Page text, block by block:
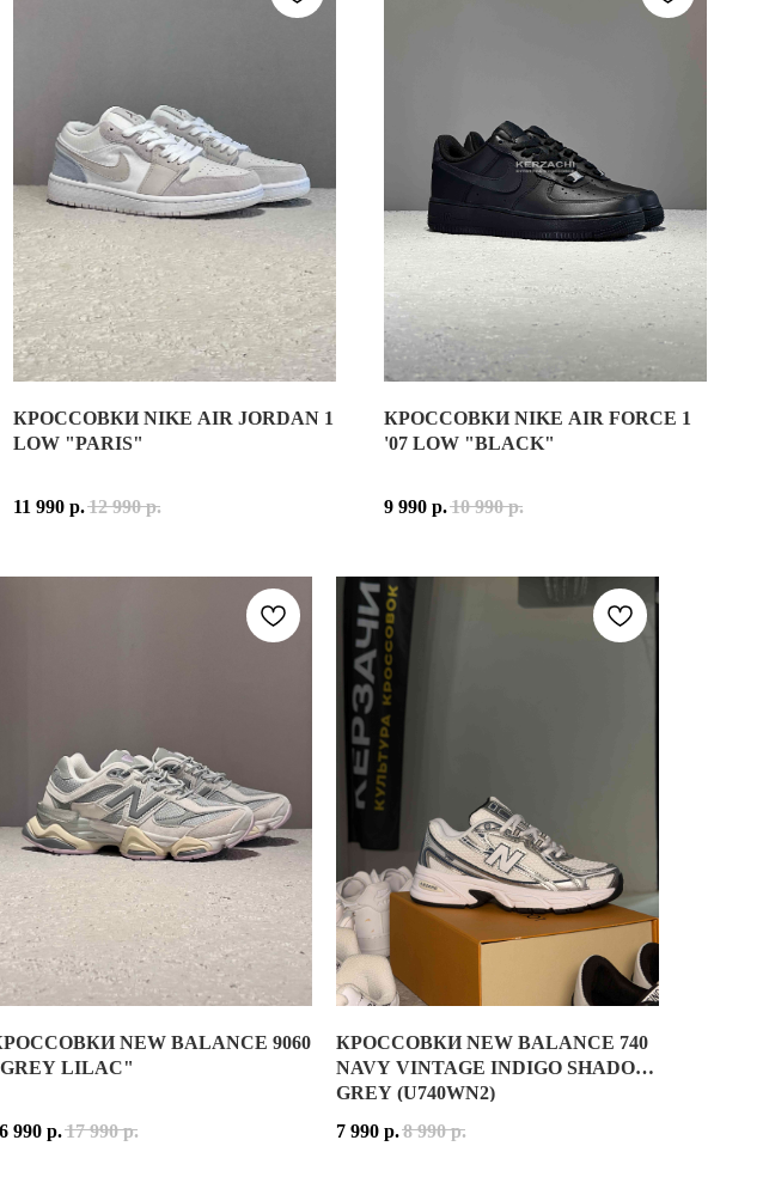
МОДЕЛЯМИ NIKE AIR PEGASUS 2006 И PEGASUS 25. ПРИ СОЗДАНИИ
ОТТЕНКИ СЕРОГО И БЕЛОГО С ТЁПЛЫМИ АКЦЕНТАМИ DESERT OCHRE.
С ПРЯМЫМИ ДЖИНСАМИ, КАРГО-БРЮКАМИ, СПОРТИВНЫМИ БРЮКАМИ И
НАСЛЕДИЯ NIKE. МОДЕЛЬ СОХРАНИЛА ХАРАКТЕРНЫЙ ДИЗАЙН НАЧАЛА 2000-Х
КРОССОВКИ NIKE AIR JORDAN 1
LOW "PARIS"
11 990 р.12 990 р.
КРОССОВКИ NIKE AIR FORCE 1
'07 LOW "BLACK"
9 990 р.10 990 р.
ВЕРСИЯ ЛЕГЕНДАРНЫХ AIR JORDAN 1 HIGH, КОТОРЫЕ ДЕБЮТИРОВАЛИ В 1985 ГОДУ.
NEW BALANCE 9060
LILAC"
990 р.17 990 р.
КРОССОВКИ NEW BALANCE 740
NAVY VINTAGE INDIGO SHADOW
GREY (U740WN2)
КРОССОВКИ NEW BALANCE 740 NAVY VINTAGE
NEW BALANCE 740 — СОВРЕМЕННОЕ
7 990 р.8 990 р.